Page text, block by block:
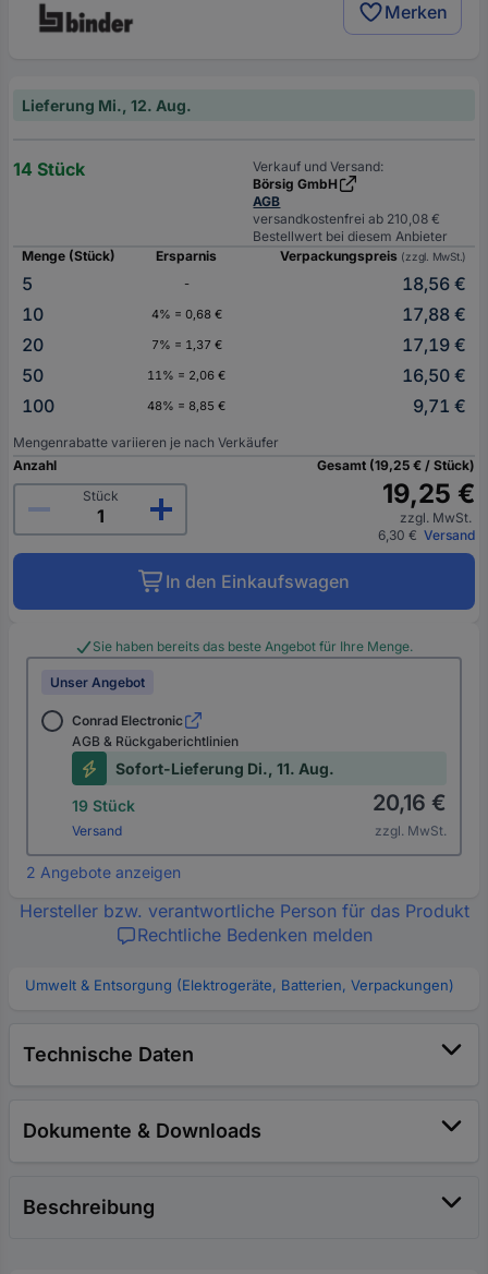
Merken
Lieferung Mi., 12. Aug.
14 Stück
Verkauf und Versand:
Börsig GmbH
AGB
versandkostenfrei ab 210,08 €
Bestellwert bei diesem Anbieter
Menge (Stück)
Ersparnis Verpackungspreis (zzgl. MwSt.)
5 -
18,56 €
10
4% = 0,68 €
17,88 €
20
7% = 1,37 €
17,19 €
50
11% = 2,06 €
16,50 €
100
48% = 8,85 € 9,71 €
Mengenrabatte variieren je nach Verkäufer
Anzahl
Stück
Gesamt (19,25 € / Stück)
19,25 €
zzgl. MwSt.
6,30 € Versand
In den Einkaufswagen
Sie haben bereits das beste Angebot für Ihre Menge.
Unser Angebot
Conrad Electronic
AGB & Rückgaberichtlinien
Sofort-Lieferung Di., 11. Aug.
19 Stück
Versand
20,16 €
zzgl. MwSt.
2 Angebote anzeigen
Hersteller bzw. verantwortliche Person für das Produkt
Rechtliche Bedenken melden
Umwelt & Entsorgung (Elektrogeräte, Batterien, Verpackungen)
Technische Daten
Dokumente & Downloads
Beschreibung